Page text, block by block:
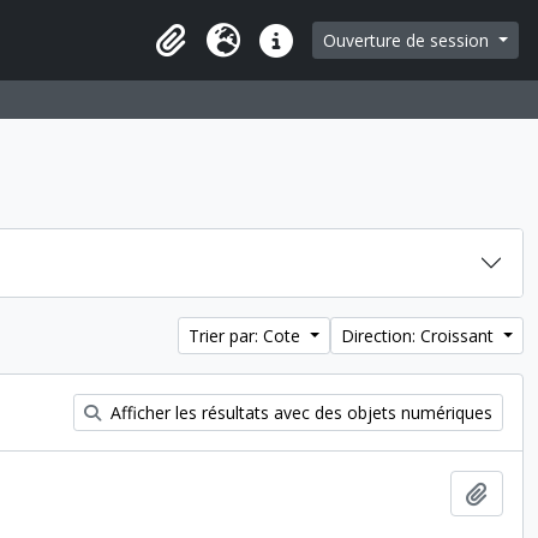
Presse-papier
LangueLiens rapidesOuverture de session
Trier par: Cote Direction: Croissant
Afficher les résultats avec des objets numériques